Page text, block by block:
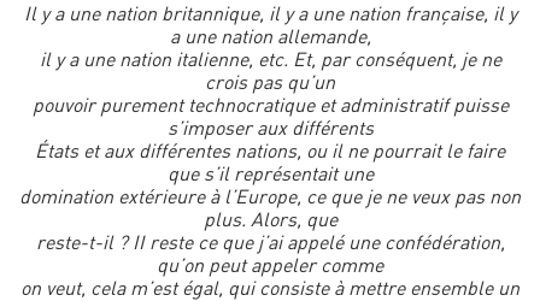
Il y a une nation britannique, il y a une nation française, il y
a une nation allemande,
il y a une nation italienne, etc. Et, par conséquent, je ne
crois pas qu’un
pouvoir purement technocratique et administratif puisse
s’imposer aux différents
États et aux différentes nations, ou il ne pourrait le faire
que s’il représentait une
domination extérieure à l’Europe, ce que je ne veux pas non
plus. Alors, que
reste-t-il ? II reste ce que j’ai appelé une confédération,
qu’on peut appeler comme
on veut, cela m’est égal, qui consiste à mettre ensemble un